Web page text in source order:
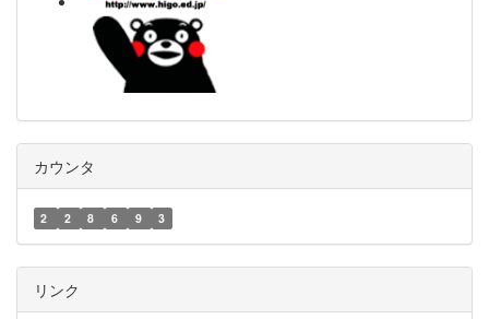
カウンタ
2 2 8 6 9 3
リンク